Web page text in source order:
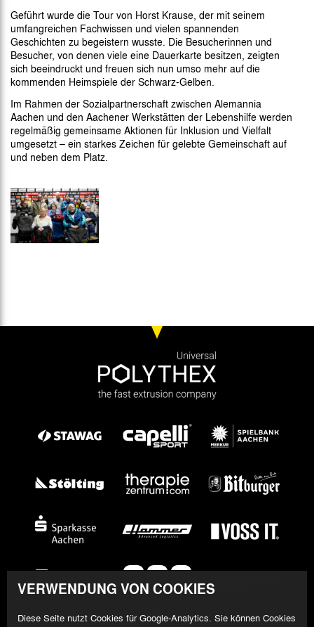
Geführt wurde die Tour von Horst Krause, der mit seinem
umfangreichen Fachwissen und vielen spannenden
Geschichten zu begeistern wusste. Die Besucherinnen und
Besucher, von denen viele eine Dauerkarte besitzen, zeigten
sich beeindruckt und freuen sich nun umso mehr auf die
kommenden Heimspiele der Schwarz-Gelben.
Im Rahmen der Sozialpartnerschaft zwischen Alemannia
Aachen und den Aachener Werkstätten der Lebenshilfe werden
regelmäßig gemeinsame Aktionen für Inklusion und Vielfalt
umgesetzt – ein starkes Zeichen für gelebte Gemeinschaft auf
und neben dem Platz.
VERWENDUNG VON COOKIES
Diese Seite nutzt Cookies für Google-Analytics. Sie können Cookies